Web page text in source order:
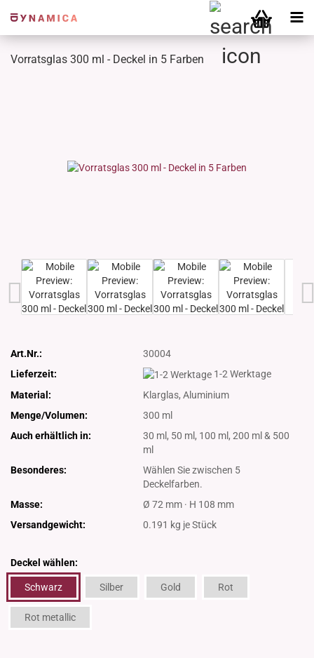
Vorratsglas 300 ml - Deckel in 5 Farben
Art.Nr.:
30004
Lieferzeit:
1-2 Werktage
Material:
Klarglas, Aluminium
Menge/Volumen:
300 ml
Auch erhältlich in:
30 ml, 50 ml, 100 ml, 200 ml & 500
ml
Besonderes:
Wählen Sie zwischen 5
Deckelfarben.
Masse:
Ø 72 mm · H 108 mm
Versandgewicht:
0.191 kg je Stück
Deckel wählen:
Schwarz Silber Gold Rot
Rot metallic